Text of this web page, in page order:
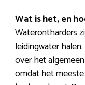
Wat is het, en
Waterontharders
leidingwater
over het
omdat het